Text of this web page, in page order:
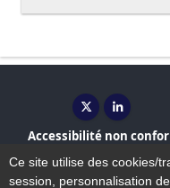
X ( nouvelle
Linkedin
Accessibilité non
Mentions légales
Ce site utilise des cookies/
session, personnalisation